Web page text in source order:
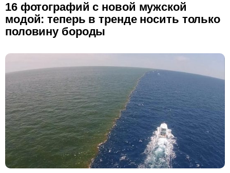
16 фотографий с новой мужской
модой: теперь в тренде носить только
половину бороды